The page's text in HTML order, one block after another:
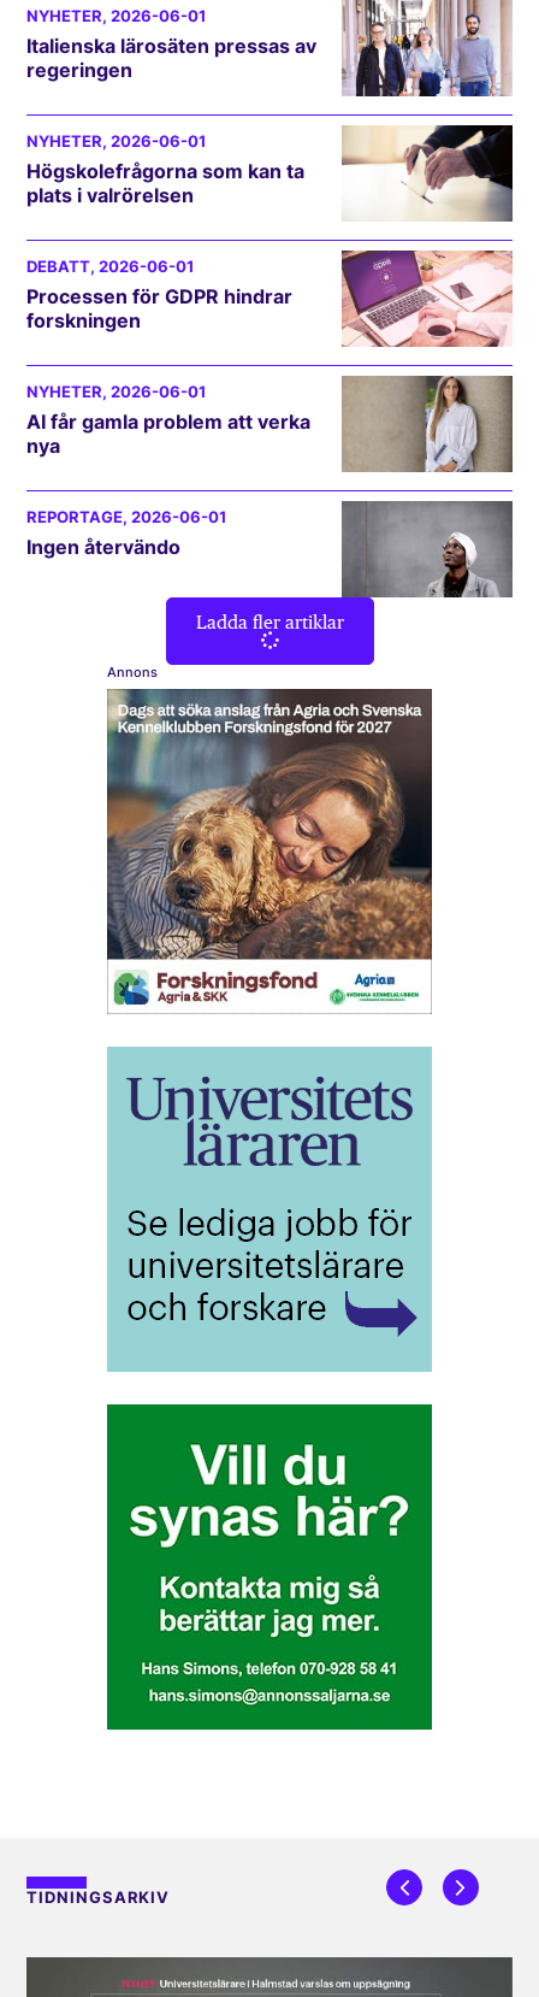
NYHETER, 2026-06-01
Italienska lärosäten pressas av
regeringen
NYHETER, 2026-06-01
Högskolefrågorna som kan ta
plats i valrörelsen
DEBATT, 2026-06-01
Processen för GDPR hindrar
forskningen
NYHETER, 2026-06-01
AI får gamla problem att verka
nya
REPORTAGE, 2026-06-01
Ingen återvändo
Ladda fler artiklar
Annons
TIDNINGSARKIV